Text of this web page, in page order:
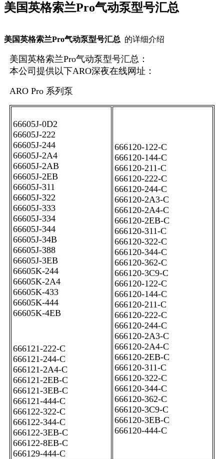
美国英格索兰Pro气动泵型号汇总
美国英格索兰Pro气动泵型号汇总 的详细介绍
美国英格索兰Pro气动泵型号汇总：
本公司提供以下ARO深夜在线网址：
ARO Pro 系列泵
66605J-0D2
66605J-222
66605J-244
66605J-2A4
66605J-2AB
66605J-2EB
66605J-311
66605J-322
66605J-333
66605J-334
66605J-344
66605J-34B
66605J-388
66605J-3EB
66605K-244
66605K-2A4
66605K-433
66605K-444
66605K-4EB
666121-222-C
666121-244-C
666121-2A4-C
666121-2EB-C
666121-3EB-C
666121-444-C
666122-322-C
666122-344-C
666122-3EB-C
666122-8EB-C
666129-444-C
666120-122-C
666120-144-C
666120-211-C
666120-222-C
666120-244-C
666120-2A3-C
666120-2A4-C
666120-2EB-C
666120-311-C
666120-322-C
666120-344-C
666120-362-C
666120-3C9-C
666120-122-C
666120-144-C
666120-211-C
666120-222-C
666120-244-C
666120-2A3-C
666120-2A4-C
666120-2EB-C
666120-311-C
666120-322-C
666120-344-C
666120-362-C
666120-3C9-C
666120-3EB-C
666120-444-C